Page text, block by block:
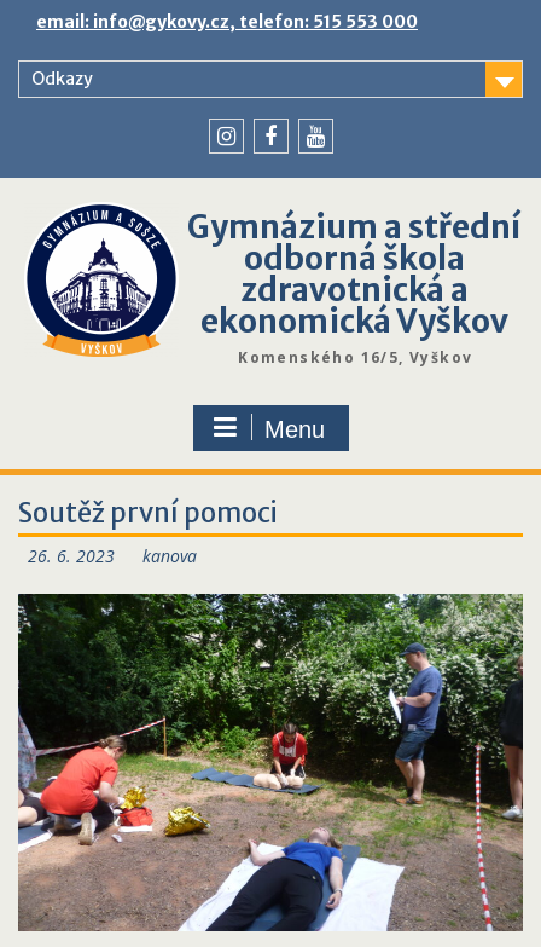
content
email: info@gykovy.cz, telefon: 515 553 000
Odkazy
Gymnázium a střední
odborná škola
zdravotnická a
ekonomická Vyškov
Komenského 16/5, Vyškov
Menu
Soutěž první pomoci
26. 6. 2023 kanova